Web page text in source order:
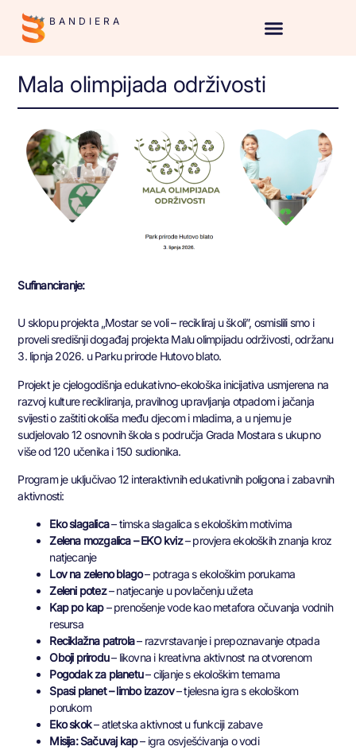
BANDIERA
Mala olimpijada održivosti
Sufinanciranje:
U sklopu projekta „Mostar se voli – recikliraj u školi”, osmislili smo i
proveli središnji događaj projekta Malu olimpijadu održivosti, održanu
3. lipnja 2026. u Parku prirode Hutovo blato.
Projekt je cjelogodišnja edukativno-ekološka inicijativa usmjerena na
razvoj kulture recikliranja, pravilnog upravljanja otpadom i jačanja
svijesti o zaštiti okoliša među djecom i mladima, a u njemu je
sudjelovalo 12 osnovnih škola s područja Grada Mostara s ukupno
više od 120 učenika i 150 sudionika.
Program je uključivao 12 interaktivnih edukativnih poligona i zabavnih
aktivnosti:
Eko slagalica– timska slagalica s ekološkim motivima
Zelena mozgalica – EKO kviz– provjera ekoloških znanja kroz
natjecanje
Lov na zeleno blago– potraga s ekološkim porukama
Zeleni potez– natjecanje u povlačenju užeta
Kap po kap– prenošenje vode kao metafora očuvanja vodnih
resursa
Reciklažna patrola– razvrstavanje i prepoznavanje otpada
Oboji prirodu– likovna i kreativna aktivnost na otvorenom
Pogodak za planetu– ciljanje s ekološkim temama
Spasi planet – limbo izazov– tjelesna igra s ekološkom
porukom
Eko skok– atletska aktivnost u funkciji zabave
Misija: Sačuvaj kap– igra osvješćivanja o vodi